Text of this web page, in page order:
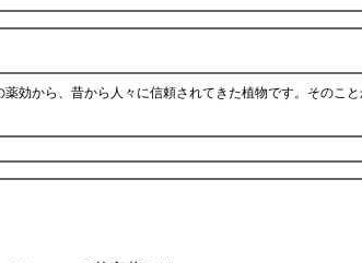
効から、昔から人々に信頼されてきた植物です。そのこ